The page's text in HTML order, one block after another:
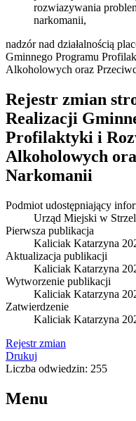
rozwiazywania
narkomanii,
nadzór nad działalnością
Gminnego Programu
Alkoholowych oraz
Rejestr zmian
Realizacji
Profilaktyki i
Alkoholowych
Narkomanii
Podmiot udostępniający
Urząd Miejski w
Pierwsza publikacja
Kaliciak Katarzyna
Aktualizacja publikacji
Kaliciak Katarzyna
Wytworzenie publikacji
Kaliciak Katarzyna
Zatwierdzenie
Kaliciak Katarzyna
Rejestr zmian
Drukuj
Liczba odwiedzin: 255
Menu